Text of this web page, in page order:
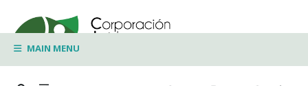
to
contentMAIN MENU
for: